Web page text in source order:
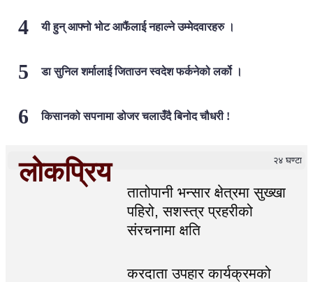
यी हुन् आफ्नो भोट आफैंलाई नहाल्ने उम्मेदवारहरु ।
डा सुनिल शर्मालाई जिताउन स्वदेश फर्कनेको लर्को ।
किसानको सपनामा डोजर चलाउँदै बिनोद चौधरी !
लोकप्रिय २४ घण्टा
तातोपानी भन्सार क्षेत्रमा सुख्खा
पहिरो, सशस्त्र प्रहरीको
संरचनामा क्षति
करदाता उपहार कार्यक्रमको